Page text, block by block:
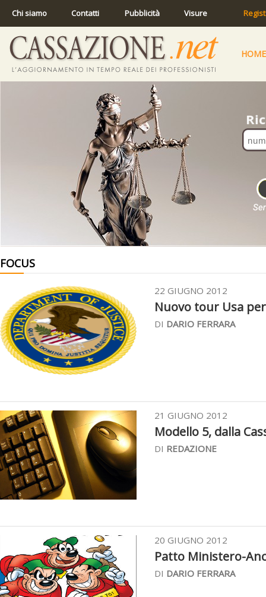
Chi siamo Contatti Pubblicità Visure
HOME
FOCUS
22 GIUGNO 2012
Nuovo tour Usa
DI DARIO FERRARA
21 GIUGNO 2012
Modello 5, dalla
DI REDAZIONE
20 GIUGNO 2012
Patto Ministero-
DI DARIO FERRARA